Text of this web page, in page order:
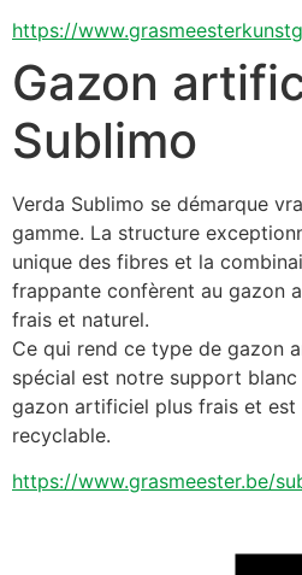
https://
Gazon
Sublimo
Verda Sublimo se démarque
gamme. La structure
unique des fibres et la
frappante confèrent au gazon
frais et naturel.
Ce qui rend ce type de gazon
spécial est notre support
gazon artificiel plus frais et est
recyclable.
https://www.grasmeester.be/